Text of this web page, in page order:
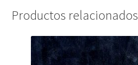
Productos relacionados